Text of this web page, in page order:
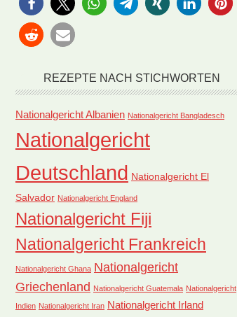
REZEPTE NACH STICHWORTEN
Nationalgericht Albanien Nationalgericht Bangladesch
Nationalgericht
Deutschland Nationalgericht El
Salvador Nationalgericht England
Nationalgericht Fiji
Nationalgericht Frankreich
Nationalgericht Ghana Nationalgericht
Griechenland Nationalgericht Guatemala Nationalgericht
Indien Nationalgericht Iran Nationalgericht Irland